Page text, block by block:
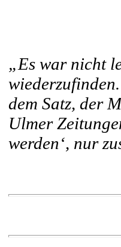
„Es war nicht
dem Satz, der
Ulmer
werden‘, nur